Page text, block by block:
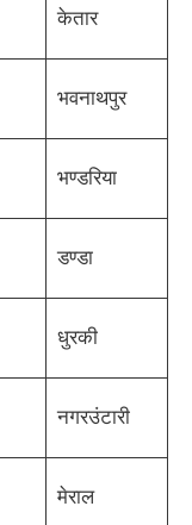
केतार
भवनाथपुर
भण्डरिया
डण्डा
धुरकी
नगरउंटारी
मेराल